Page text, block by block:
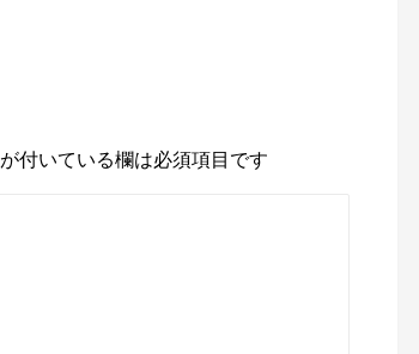
が付いている欄は必須項目です